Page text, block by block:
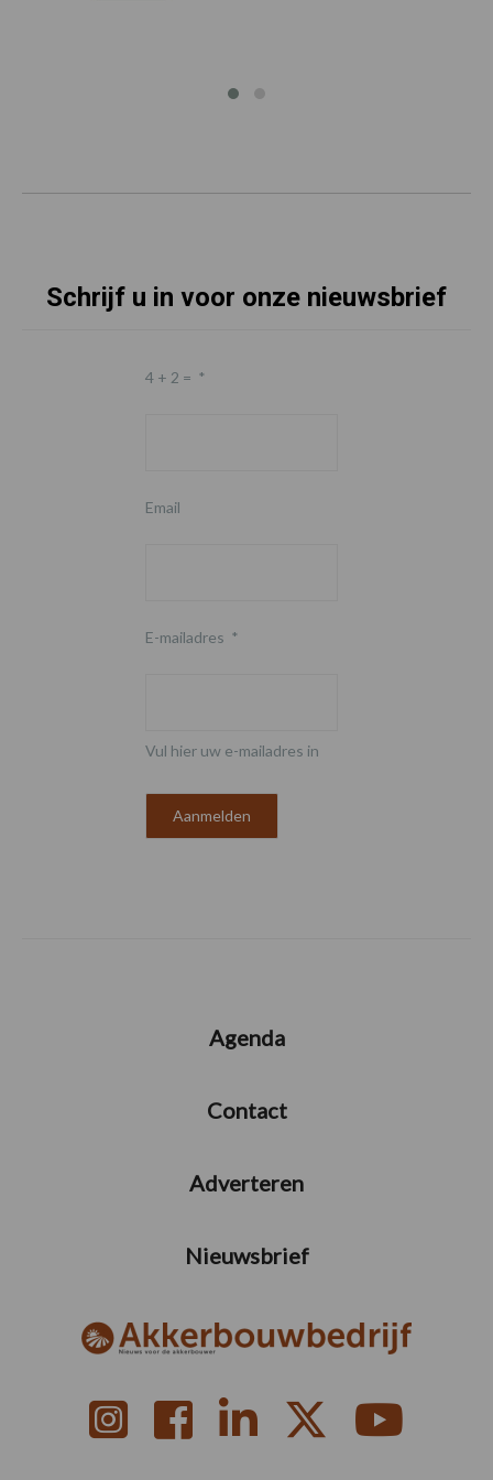
Schrijf u in voor onze nieuwsbrief
4 + 2 = *
Email
E-mailadres *
Vul hier uw e-mailadres in
Agenda
Contact
Adverteren
Nieuwsbrief